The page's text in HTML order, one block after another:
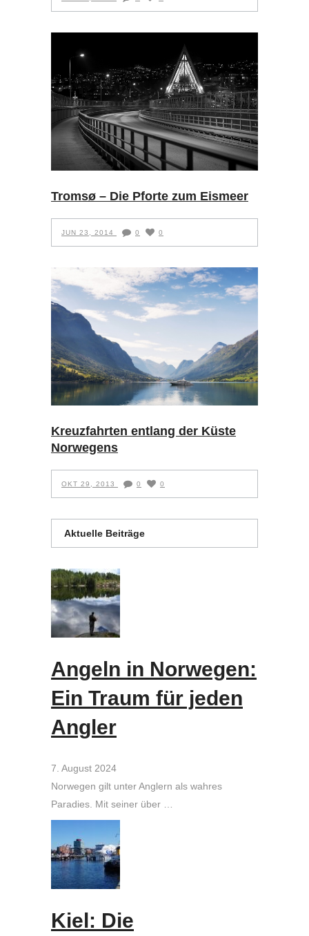
Tromsø – Die Pforte zum Eismeer
JUN 23, 2014 0 0
Kreuzfahrten entlang der Küste
Norwegens
OKT 29, 2013 0 0
Aktuelle Beiträge
Angeln in Norwegen:
Ein Traum für jeden
Angler
7. August 2024
Norwegen gilt unter Anglern als wahres
Paradies. Mit seiner über …
Kiel: Die